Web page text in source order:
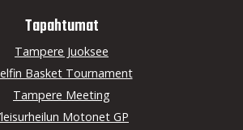
Tapahtumat
Tampere Juoksee
Basket Tournament
Tampere Meeting
Motonet GP